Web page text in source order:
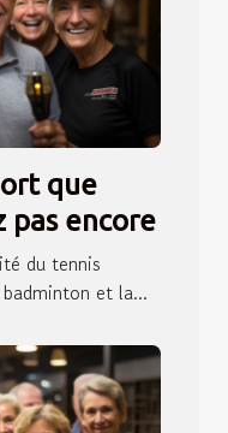
que
pas encore
du tennis
et la...